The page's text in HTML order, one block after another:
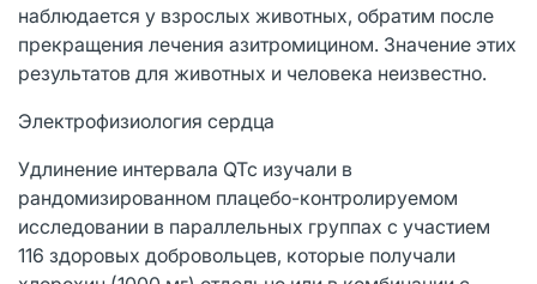
наблюдается у взрослых животных, обратим после
прекращения лечения азитромицином. Значение этих
результатов для животных и человека неизвестно.
Электрофизиология сердца
Удлинение интервала QTc изучали в
рандомизированном плацебо-контролируемом
исследовании в параллельных группах с участием
116 здоровых добровольцев, которые получали